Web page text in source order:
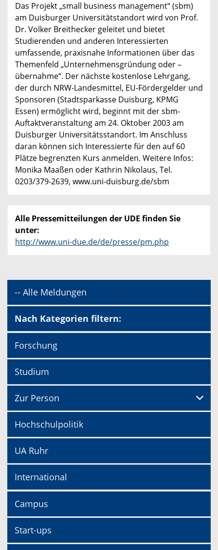
Das Projekt „small business management“ (sbm)
am Duisburger Universitätstandort wird von Prof.
Dr. Volker Breithecker geleitet und bietet
Studierenden und anderen Interessierten
umfassende, praxisnahe Informationen über das
Themenfeld „Unternehmensgründung oder –
übernahme“. Der nächste kostenlose Lehrgang,
der durch NRW-Landesmittel, EU-Fördergelder und
Sponsoren (Stadtsparkasse Duisburg, KPMG
Essen) ermöglicht wird, beginnt mit der sbm-
Auftaktveranstaltung am 24. Oktober 2003 am
Duisburger Universitätsstandort. Im Anschluss
daran können sich Interessierte für den auf 60
Plätze begrenzten Kurs anmelden. Weitere Infos:
Monika Maaßen oder Kathrin Nikolaus, Tel.
0203/379-2639, www.uni-duisburg.de/sbm
Alle Pressemitteilungen der UDE finden Sie
unter:
http://www.uni-due.de/de/presse/pm.php
-- Alle Meldungen
Nach Kategorien filtern:
Forschung
Studium
Zur Person
Hochschulpolitik
UA Ruhr
International
Campus
Start-ups